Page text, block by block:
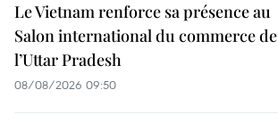
Le Vietnam renforce sa présence au
Salon international du commerce de
l’Uttar Pradesh
08/08/2026 09:50